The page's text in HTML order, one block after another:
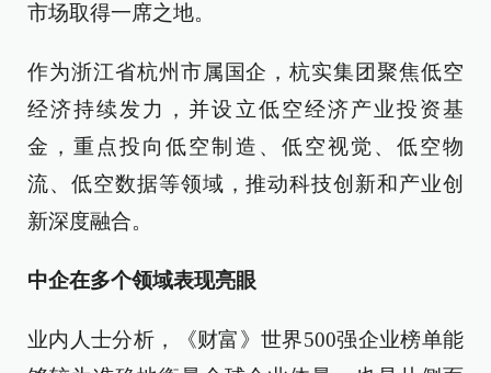
市场取得一席之地。
作为浙江省杭州市属国企，杭实集团聚焦低空
经济持续发力，并设立低空经济产业投资基
金，重点投向低空制造、低空视觉、低空物
流、低空数据等领域，推动科技创新和产业创
新深度融合。
中企在多个领域表现亮眼
业内人士分析，《财富》世界500强企业榜单能